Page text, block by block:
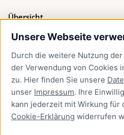
Unsere Webseite
Durch die weitere Nutzung
der Verwendung von Cookies
zu. Hier finden Sie unsere
unser Impressum. Ihre
kann jederzeit mit Wirkung für
Cookie-Erklärung widerrufen
Übersicht
Bürgerservice
Presse
Newsletter Lübeck:kompakt
Kontakt
Kontakt